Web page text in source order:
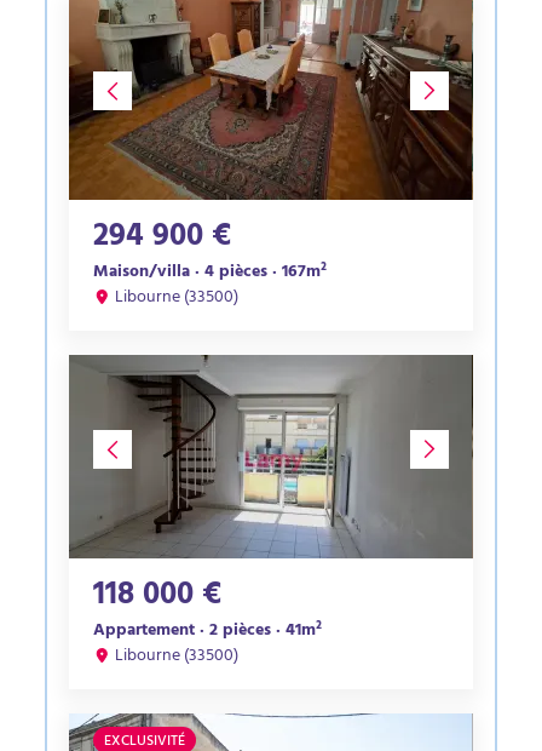
294 900 €
Maison/villa · 4 pièces · 167m²
Libourne (33500)
118 000 €
Appartement · 2 pièces · 41m²
Libourne (33500)
EXCLUSIVITÉ